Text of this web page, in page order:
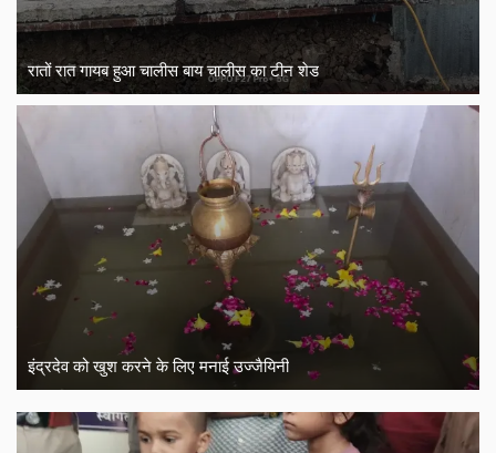
रातों रात गायब हुआ चालीस बाय चालीस का टीन शेड
इंद्रदेव को खुश करने के लिए मनाई उज्जैयिनी